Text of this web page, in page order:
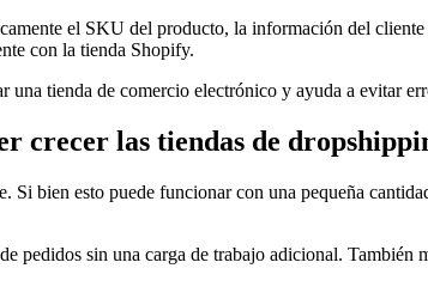
el SKU del producto, la información del
con la tienda Shopify.
tienda de comercio electrónico y ayuda a evitar
crecer las tiendas de
bien esto puede funcionar con una pequeña
pedidos sin una carga de trabajo adicional.